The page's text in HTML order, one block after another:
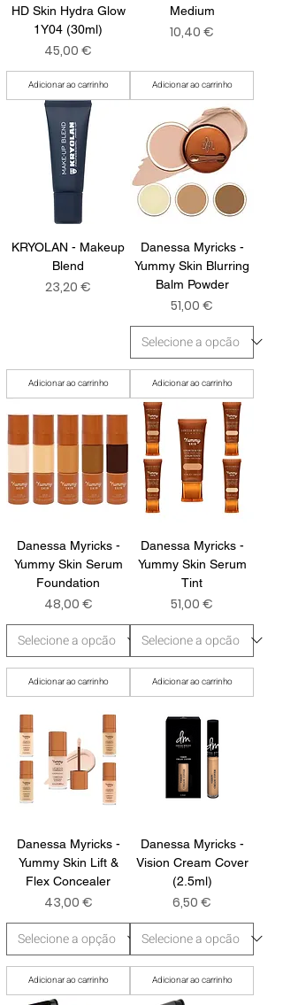
HD Skin Hydra Glow
1Y04 (30ml)
Preço
45,00 €
Adicionar ao carrinho
Medium
Preço
10,40 €
Adicionar ao carrinho
KRYOLAN - Makeup
Blend
Preço
23,20 €
Adicionar ao carrinho
Danessa Myricks -
Yummy Skin Blurring
Balm Powder
Preço
51,00 €
Adicionar ao carrinho
Danessa Myricks -
Yummy Skin Serum
Foundation
Preço
48,00 €
Adicionar ao carrinho
Danessa Myricks -
Yummy Skin Serum
Tint
Preço
51,00 €
Adicionar ao carrinho
Danessa Myricks -
Yummy Skin Lift &
Flex Concealer
Preço
43,00 €
Adicionar ao carrinho
Danessa Myricks -
Vision Cream Cover
(2.5ml)
Preço
6,50 €
Adicionar ao carrinho